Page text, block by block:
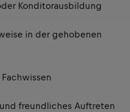
Konditorausbildung
in der gehobenen
freundliches Auftreten